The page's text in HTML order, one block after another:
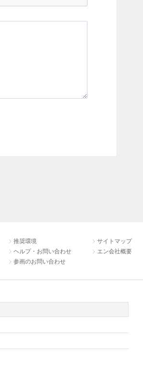
推奨環境
ヘルプ・お問い合わせ
参画のお問い合わせ
サイトマップ
エン会社概要